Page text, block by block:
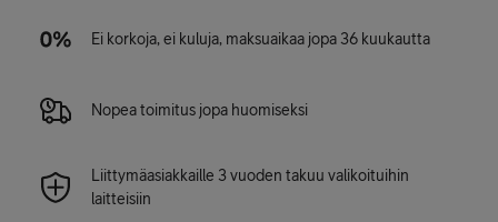
Ei korkoja, ei kuluja, maksuaikaa jopa 36 kuukautta
Nopea toimitus jopa huomiseksi
Liittymäasiakkaille 3 vuoden takuu valikoituihin
laitteisiin